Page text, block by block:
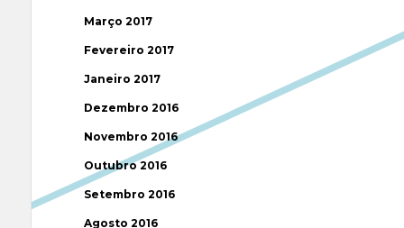
Março 2017
Fevereiro 2017
Janeiro 2017
Dezembro 2016
Novembro 2016
Outubro 2016
Setembro 2016
Agosto 2016